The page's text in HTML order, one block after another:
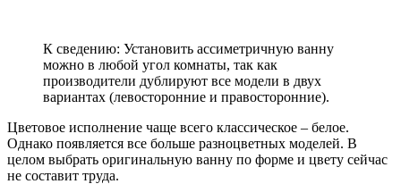
К сведению: Установить ассиметричную ванну
можно в любой угол комнаты, так как
производители дублируют все модели в двух
вариантах (левосторонние и правосторонние).
Цветовое исполнение чаще всего классическое – белое.
Однако появляется все больше разноцветных моделей. В
целом выбрать оригинальную ванну по форме и цвету сейчас
не составит труда.